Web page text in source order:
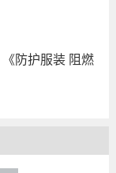
《防护服装 阻燃